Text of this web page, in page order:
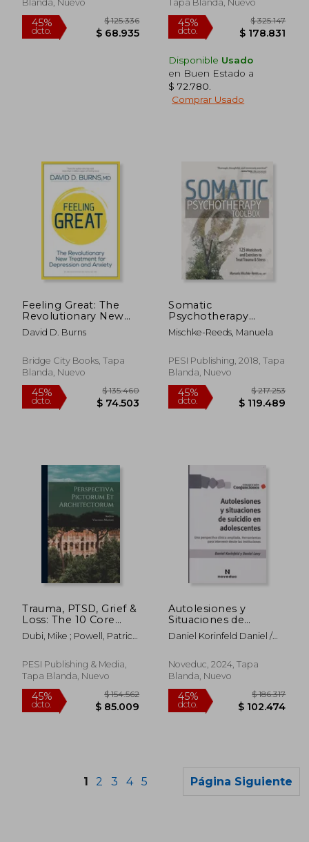
32%
dcto. dcto. $
20%
dcto.
$ 42.000
$ 33.600
45%
dcto.
Blanda, Nuevo Tapa Blanda, Nuevo
Disponible Usado
en Buen Estado a
$ 72.780
Comprar Usado
Feeling Great: The
Revolutionary New
Treatment for
Depression and
David D. Burns
Bridge City Books, Tapa
Blanda, Nuevo
Somatic
Psychotherapy
Toolbox: 125
Worksheets and
Trauma & Stress (en
Inglés)
Mischke-Reeds, Manuela
PESI Publishing, 2018, Tapa
Blanda, Nuevo
Trauma, PTSD, Grief &
Loss: The 10 Core
Competencies for
Evidence-Based
Dubi, Mike ; Powell, Patrick
PESI Publishing & Media,
Tapa Blanda, Nuevo
Autolesiones y
Situaciones de
Suicidio en
Adolescentes
Daniel Korinfeld Daniel /
Noveduc, 2024, Tapa
Blanda, Nuevo
1 2 3 4 5 Página Siguiente